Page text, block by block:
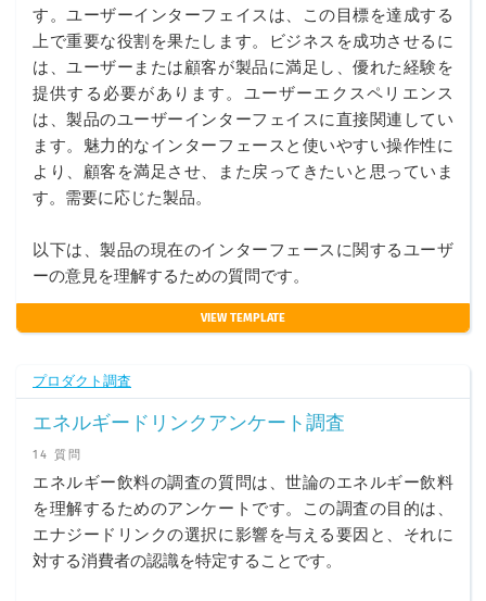
す。ユーザーインターフェイスは、この目標を達成する
上で重要な役割を果たします。ビジネスを成功させるに
は、ユーザーまたは顧客が製品に満足し、優れた経験を
提供する必要があります。ユーザーエクスペリエンス
は、製品のユーザーインターフェイスに直接関連してい
ます。魅力的なインターフェースと使いやすい操作性に
より、顧客を満足させ、また戻ってきたいと思っていま
す。需要に応じた製品。
以下は、製品の現在のインターフェースに関するユーザ
ーの意見を理解するための質問です。
VIEW TEMPLATE
プロダクト調査
エネルギードリンクアンケート調査
14 質問
エネルギー飲料の調査の質問は、世論のエネルギー飲料
を理解するためのアンケートです。この調査の目的は、
エナジードリンクの選択に影響を与える要因と、それに
対する消費者の認識を特定することです。